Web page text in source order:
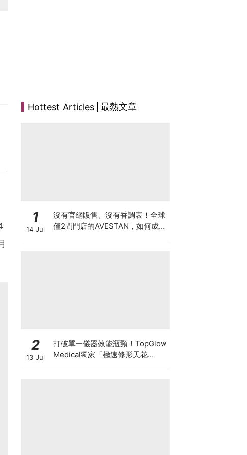
Hottest Articles 最熱文章
1
14 Jul
沒有官網販售、沒有香調表！全球
僅2間門店的AVESTAN，如何成為
2
13 Jul
打破單一儀器效能瓶頸！TopGlow
Medical獨家「極速修形天花